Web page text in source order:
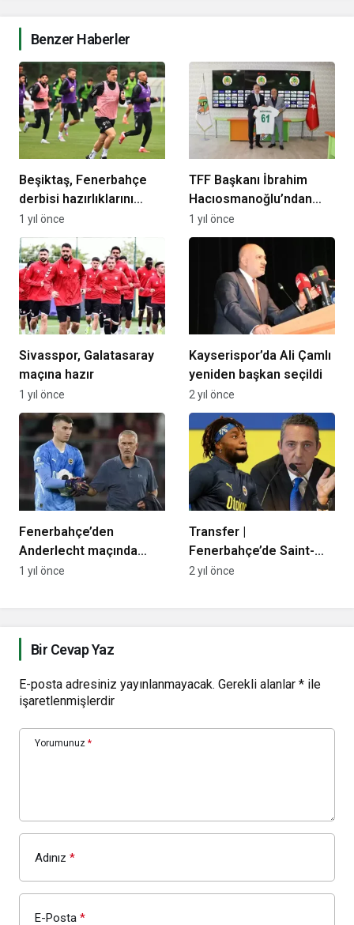
Benzer Haberler
Beşiktaş, Fenerbahçe
derbisi hazırlıklarını
sürdürdü
1 yıl önce
TFF Başkanı İbrahim
Hacıosmanoğlu’ndan
Hasan Çavuşoğlu’na
taziye ziyareti
1 yıl önce
Sivasspor, Galatasaray
maçına hazır
1 yıl önce
Kayserispor’da Ali Çamlı
yeniden başkan seçildi
2 yıl önce
Fenerbahçe’den
Anderlecht maçında
rotasyon! İşte derbinin
1 yıl önce
Transfer |
Fenerbahçe’de Saint-
Maximin, Napoli kararını
2 yıl önce
Bir Cevap Yaz
E-posta adresiniz yayınlanmayacak. Gerekli alanlar * ile
işaretlenmişlerdir
Yorumunuz *
Adınız *
E-Posta *